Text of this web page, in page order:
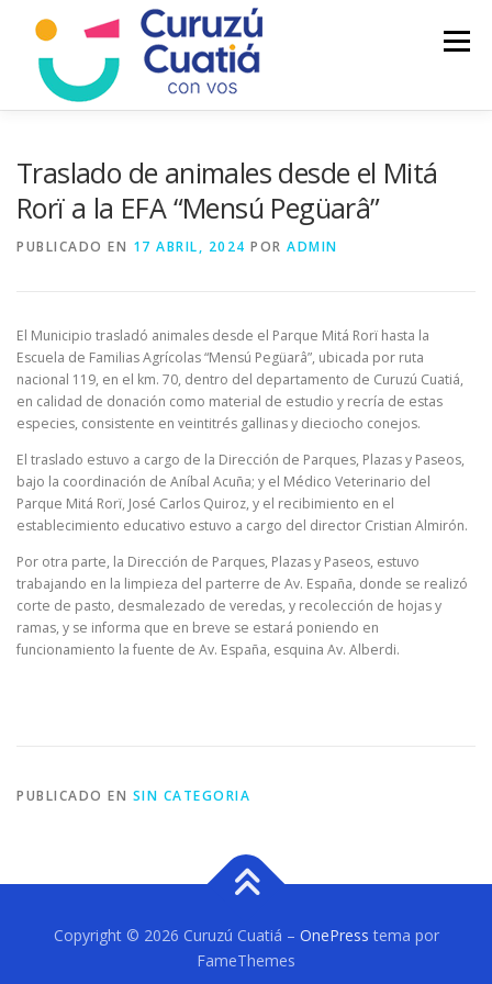
contenido
Menú
Traslado de animales desde el Mitá
Rorï a la EFA “Mensú Pegüarâ”
PUBLICADO EN 17 ABRIL, 2024 POR ADMIN
El Municipio trasladó animales desde el Parque Mitá Rorï hasta la
Escuela de Familias Agrícolas “Mensú Pegüarâ”, ubicada por ruta
nacional 119, en el km. 70, dentro del departamento de Curuzú Cuatiá,
en calidad de donación como material de estudio y recría de estas
especies, consistente en veintitrés gallinas y dieciocho conejos.
El traslado estuvo a cargo de la Dirección de Parques, Plazas y Paseos,
bajo la coordinación de Aníbal Acuña; y el Médico Veterinario del
Parque Mitá Rorï, José Carlos Quiroz, y el recibimiento en el
establecimiento educativo estuvo a cargo del director Cristian Almirón.
Por otra parte, la Dirección de Parques, Plazas y Paseos, estuvo
trabajando en la limpieza del parterre de Av. España, donde se realizó
corte de pasto, desmalezado de veredas, y recolección de hojas y
ramas, y se informa que en breve se estará poniendo en
funcionamiento la fuente de Av. España, esquina Av. Alberdi.
PUBLICADO EN SIN CATEGORIA
Copyright © 2026 Curuzú Cuatiá – OnePress tema por
FameThemes